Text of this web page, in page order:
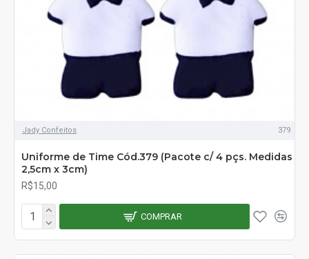
Jady Confeitos 379
Uniforme de Time Cód.379 (Pacote c/ 4 pçs. Medidas
2,5cm x 3cm)
R$15,00
COMPRAR